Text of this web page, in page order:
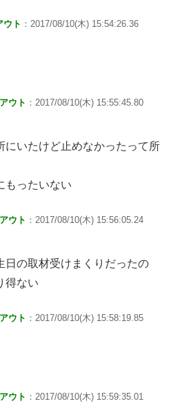
ウト ：2017/08/10(木) 15:54:26.36
ウト ：2017/08/10(木) 15:55:45.80
にいたけど止めなかったって所
もったいない
ウト ：2017/08/10(木) 15:56:05.24
日の取材受けまくりだったの
得ない
ウト ：2017/08/10(木) 15:58:19.85
ウト ：2017/08/10(木) 15:59:35.01